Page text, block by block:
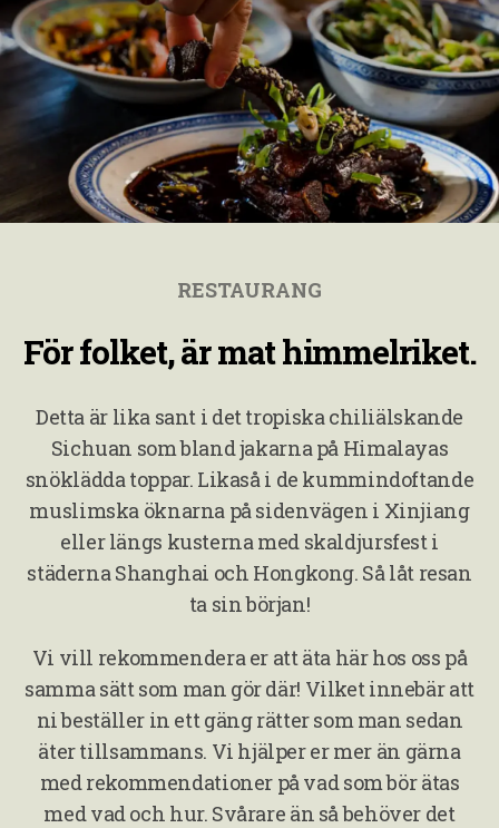
RESTAURANG
För folket, är mat himmelriket.
Detta är lika sant i det tropiska chiliälskande
Sichuan som bland jakarna på Himalayas
snöklädda toppar. Likaså i de kummindoftande
muslimska öknarna på sidenvägen i Xinjiang
eller längs kusterna med skaldjursfest i
städerna Shanghai och Hongkong. Så låt resan
ta sin början!
Vi vill rekommendera er att äta här hos oss på
samma sätt som man gör där! Vilket innebär att
ni beställer in ett gäng rätter som man sedan
äter tillsammans. Vi hjälper er mer än gärna
med rekommendationer på vad som bör ätas
med vad och hur. Svårare än så behöver det